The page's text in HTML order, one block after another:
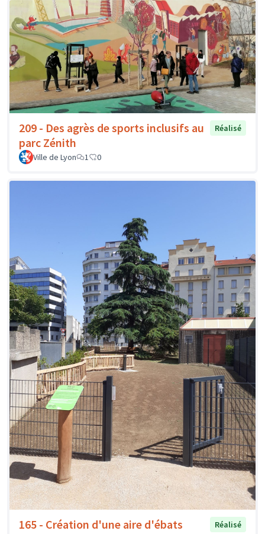
209 - Des agrès de sports inclusifs au
parc Zénith
Réalisé
Ville de Lyon 1 0
165 - Création d'une aire d'ébats
Réalisé